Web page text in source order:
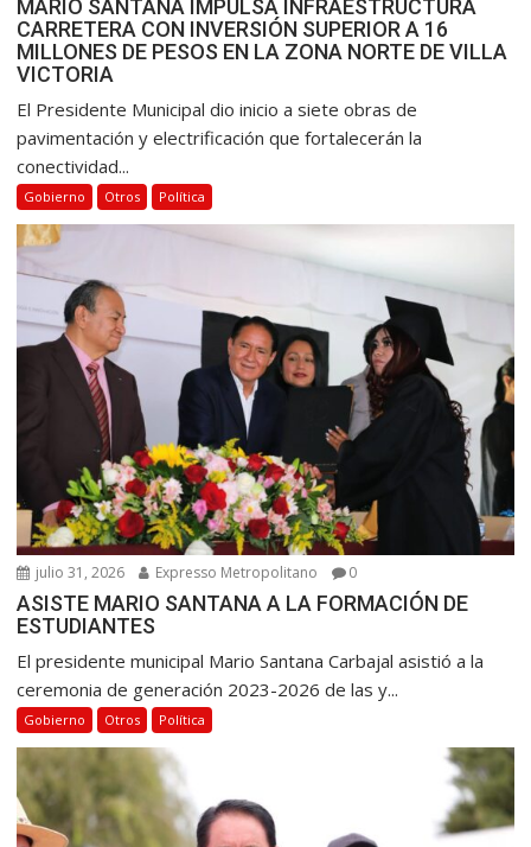
MARIO SANTANA IMPULSA INFRAESTRUCTURA
CARRETERA CON INVERSIÓN SUPERIOR A 16
MILLONES DE PESOS EN LA ZONA NORTE DE VILLA
VICTORIA
El Presidente Municipal dio inicio a siete obras de
pavimentación y electrificación que fortalecerán la
conectividad...
Gobierno Otros Política
julio 31, 2026 Expresso Metropolitano 0
ASISTE MARIO SANTANA A LA FORMACIÓN DE
ESTUDIANTES
El presidente municipal Mario Santana Carbajal asistió a la
ceremonia de generación 2023-2026 de las y...
Gobierno Otros Política